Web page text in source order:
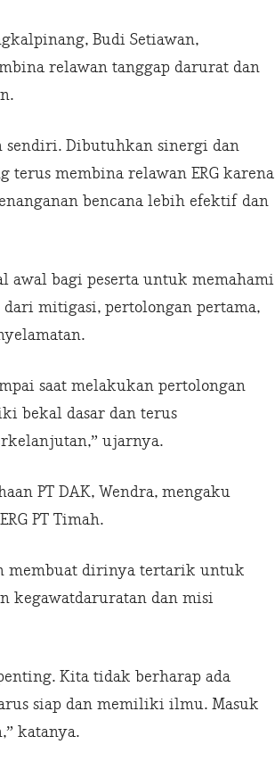
Budi Setiawan,
relawan tanggap darurat dan
sendiri. Dibutuhkan sinergi dan
terus membina relawan ERG karena
bencana lebih efektif dan
awal bagi peserta untuk memahami
mitigasi, pertolongan pertama,
saat melakukan pertolongan
bekal dasar dan terus
ujarnya.
PT DAK, Wendra, mengaku
PT Timah.
membuat dirinya tertarik untuk
kegawatdaruratan dan misi
Kita tidak berharap ada
siap dan memiliki ilmu. Masuk
katanya.